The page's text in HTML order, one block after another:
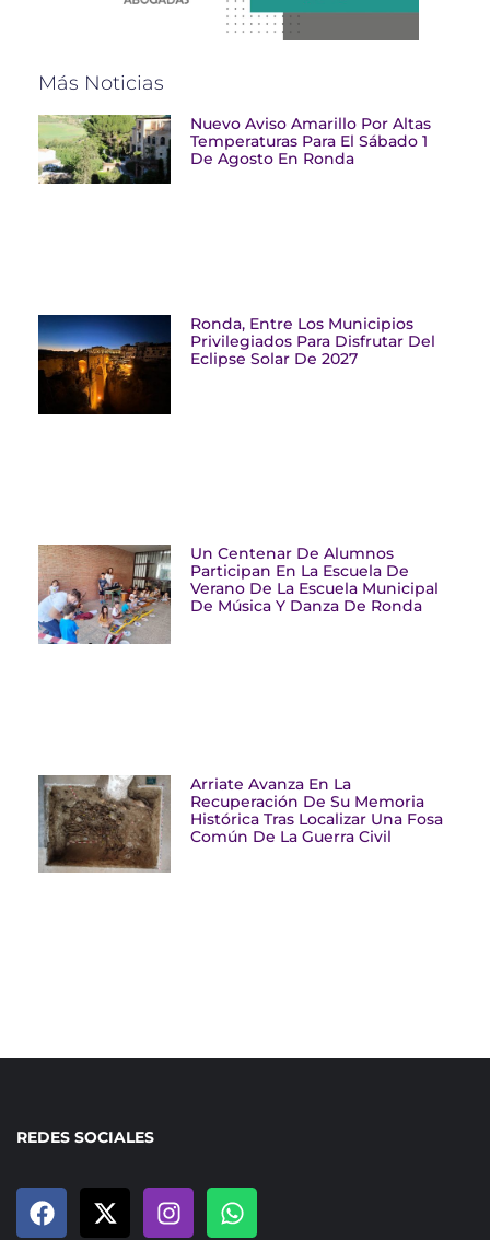
Más Noticias
Nuevo Aviso Amarillo Por Altas
Temperaturas Para El Sábado 1
De Agosto En Ronda
Ronda, Entre Los Municipios
Privilegiados Para Disfrutar Del
Eclipse Solar De 2027
Un Centenar De Alumnos
Participan En La Escuela De
Verano De La Escuela Municipal
De Música Y Danza De Ronda
Arriate Avanza En La
Recuperación De Su Memoria
Histórica Tras Localizar Una Fosa
Común De La Guerra Civil
REDES SOCIALES